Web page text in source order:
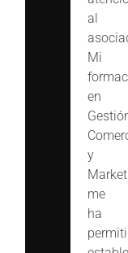
al
Mi
en
y
me
ha